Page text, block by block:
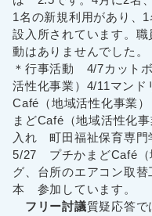
1名の新規利用があり、
設入所されています。職
動はありませんでした。
＊行事活動 4/7カット
活性化事業）4/11マン
Café（地域活性化事
まどCafé（地域活性化
入れ 町田福祉保育
5/27 プチかまどCafé
グ、台所のエアコン取
本 参加しています。
フリー討議質疑応答